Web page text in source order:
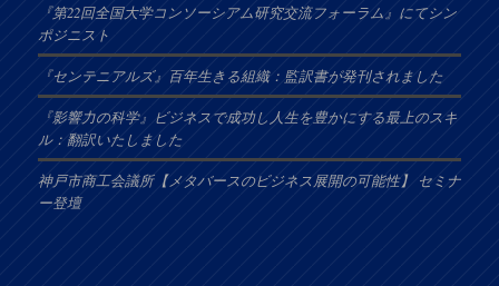
『第22回全国大学コンソーシアム研究交流フォーラム』にてシン
ポジニスト
『センテニアルズ』百年生きる組織：監訳書が発刊されました
『影響力の科学』ビジネスで成功し人生を豊かにする最上のスキ
ル：翻訳いたしました
神戸市商工会議所【メタバースのビジネス展開の可能性】 セミナ
ー登壇